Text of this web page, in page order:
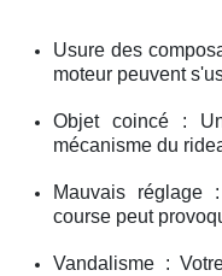
Usure des
moteur peuvent
Objet coincé :
mécanisme du
Mauvais réglage
course peut
Vandalisme :